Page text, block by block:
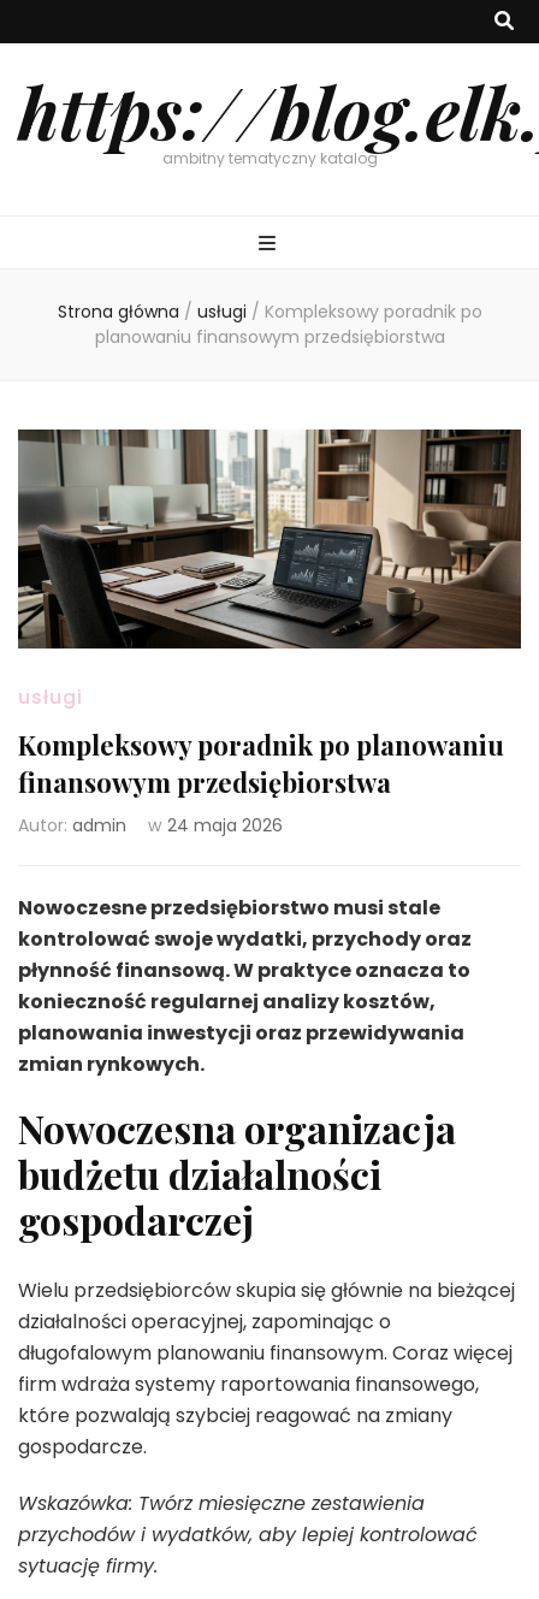
https://ambitny tematyczny katalog
Strona główna / usługi / Kompleksowy poradnik po
planowaniu finansowym przedsiębiorstwa
usługi
Kompleksowy poradnik po planowaniu
finansowym przedsiębiorstwa
Autor: admin w 24 maja 2026
Nowoczesne przedsiębiorstwo musi stale
kontrolować swoje wydatki, przychody oraz
płynność finansową. W praktyce oznacza to
konieczność regularnej analizy kosztów,
planowania inwestycji oraz przewidywania
zmian rynkowych.
Nowoczesna organizacja
budżetu działalności
gospodarczej
Wielu przedsiębiorców skupia się głównie na bieżącej
działalności operacyjnej, zapominając o
długofalowym planowaniu finansowym. Coraz więcej
firm wdraża systemy raportowania finansowego,
które pozwalają szybciej reagować na zmiany
gospodarcze.
Wskazówka: Twórz miesięczne zestawienia
przychodów i wydatków, aby lepiej kontrolować
sytuację firmy.